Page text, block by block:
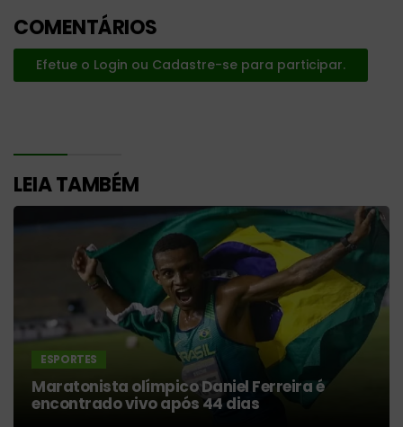
COMENTÁRIOS
Efetue o Login ou Cadastre-se para participar.
LEIA TAMBÉM
ESPORTES
Maratonista olímpico Daniel Ferreira é
encontrado vivo após 44 dias